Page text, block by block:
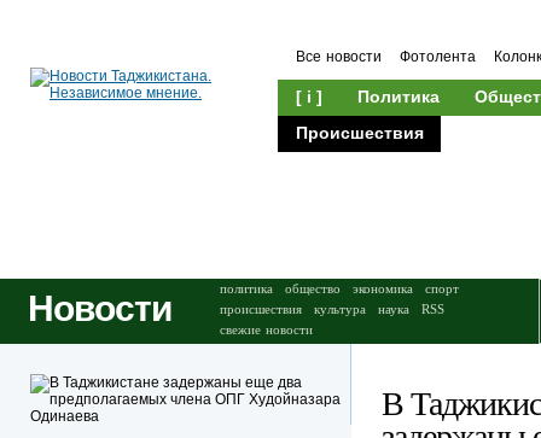
Все новости Фотолента
[ i ] Политика
Происшествия
Новости политика общество экономика
спорт
происшествия
культура наука
RSS
свежие новости
В